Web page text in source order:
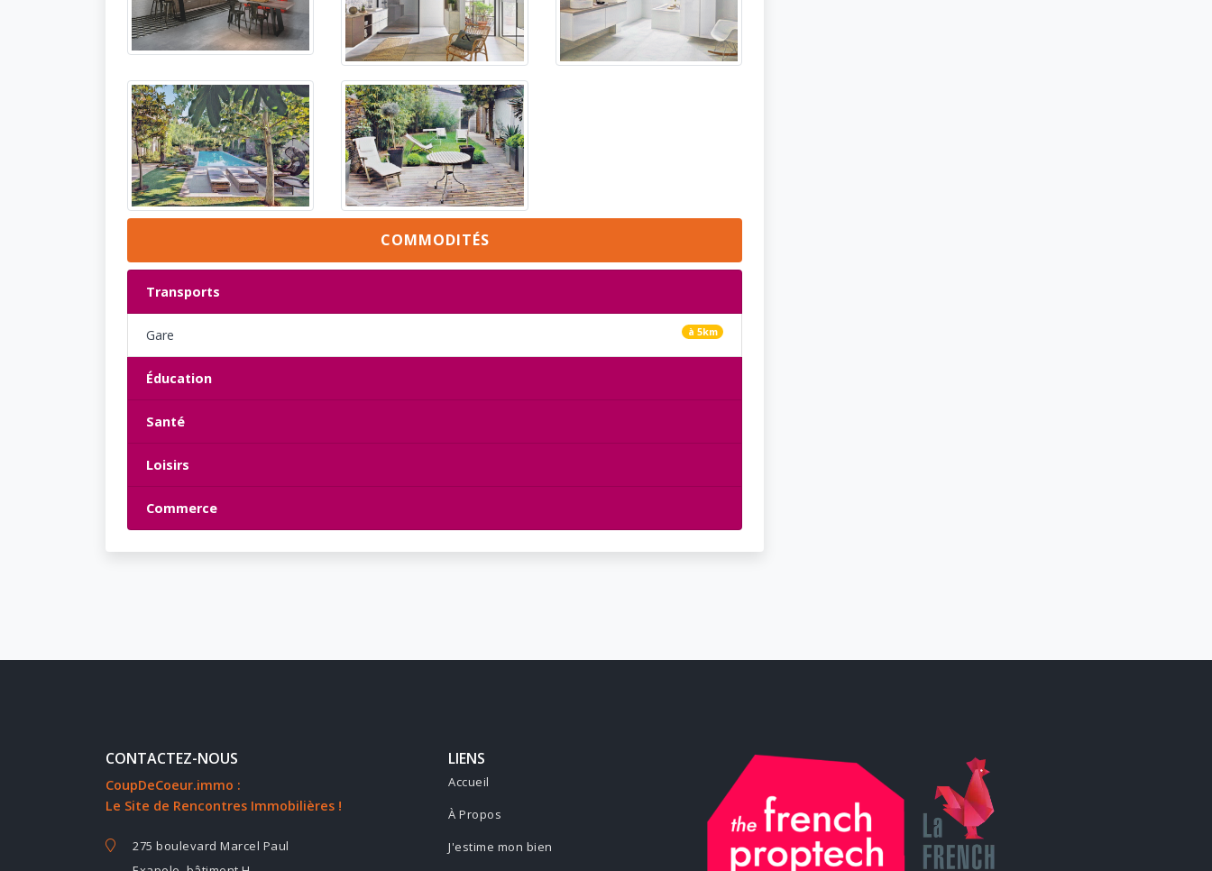
COMMODITÉS
Transports
Gare à 5km
Éducation
Santé
Loisirs
Commerce
CONTACTEZ-NOUS
CoupDeCoeur.immo :
Le Site de Rencontres Immobilières !
275 boulevard Marcel Paul
LIENS
Accueil
À Propos
J'estime mon bien